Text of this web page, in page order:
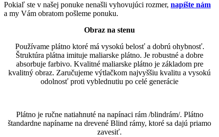
Pokiaľ ste v našej ponuke nenašli vyhovujúci rozmer, napíšte nám
a my Vám obratom pošleme ponuku.
Obraz na stenu
Používame plátno ktoré má vysokú belosť a dobrú ohybnosť.
Štruktúra plátna imituje maliarske plátno. Je robustné a dobre
absorbuje farbivo. Kvalitné maliarske plátno je základom pre
kvalitný obraz. Zaručujeme výtlačkom najvyššiu kvalitu a vysokú
odolnosť proti vyblednutiu po celé generácie
Plátno je ručne natiahnuté na napínaci rám /blindrám/. Plátno
štandardne napíname na drevené Blind rámy, ktoré sa dajú priamo
zavesiť.